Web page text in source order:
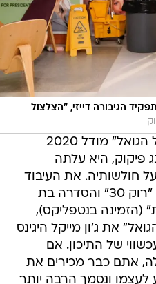
הגיבורה דייזי, "הצלצול
אבל מעלותיה של "הצלצול הגואל" מודל 2020
פיקוק, היא עלתה
חולשותיה. את העיבוד
יצרה טרייסי וויגפילד, אשת "רוק 30" והסדרה בת
(הזמינה בנטפליקס),
את ג'ון מייקל היגינס
של התיכון. אם
אתם כבר מכירים את
לעצמו ונסמך הרבה יותר